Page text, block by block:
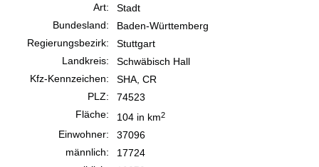
Art:
Stadt
Bundesland:
Baden-Württemberg
Regierungsbezirk:
Stuttgart
Landkreis:
Schwäbisch Hall
Kfz-Kennzeichen:
SHA, CR
PLZ:
74523
Fläche:
104 in km2
Einwohner:
37096
männlich:
17724